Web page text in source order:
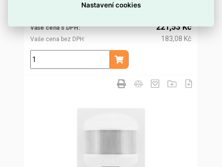
Vaše cena s DPH
Vaše cena bez DPH
221,53 Kč
183,08 Kč
ks
Přidat do košíku
Nastavení cookies